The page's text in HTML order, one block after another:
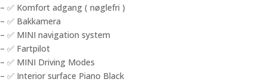
– ✅ Komfort adgang ( nøglefri )
– ✅ Bakkamera
– ✅ MINI navigation system
– ✅ Fartpilot
– ✅ MINI Driving Modes
– ✅ Interior surface Piano Black